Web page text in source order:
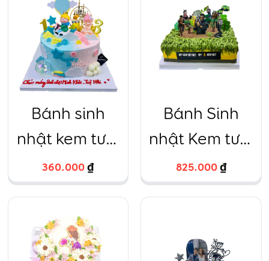
Bánh sinh
nhật kem tươi
đôi bé trai bé
gái hồng
xanh
360.000₫
Bánh Sinh
nhật Kem tươi
Free Fire
VUÔNG
825.000₫